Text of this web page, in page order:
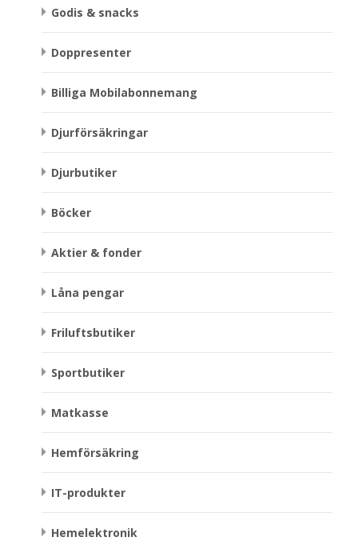
Godis & snacks
Doppresenter
Billiga Mobilabonnemang
Djurförsäkringar
Djurbutiker
Böcker
Aktier & fonder
Låna pengar
Friluftsbutiker
Sportbutiker
Matkasse
Hemförsäkring
IT-produkter
Hemelektronik